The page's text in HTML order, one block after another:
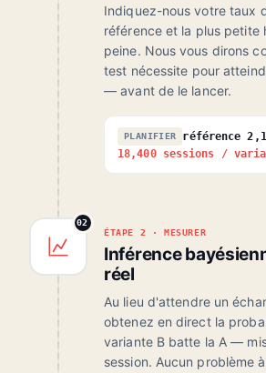
Indiquez-nous votre taux
référence et la plus petite
peine. Nous vous dirons
test nécessite pour
— avant de le lancer.
PLANIFIER
référence 2,1
18,400 sessions /
02
ÉTAPE 2 · MESURER
Inférence
réel
Au lieu d'attendre un
obtenez en direct la
variante B batte la A —
session. Aucun problème